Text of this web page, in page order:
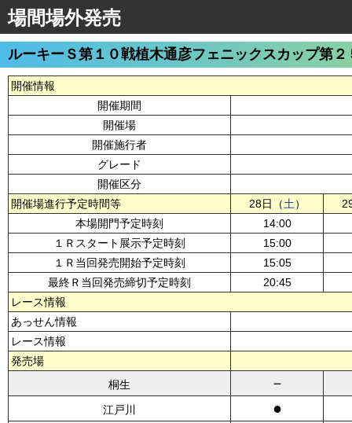
場間場外発売
ルーキーＳ第１０戦植木通彦フェニックスカップ第２
開催情報
開催期間
開催場
開催施行者
グレード
開催区分
開催場進行予定時間等
28日（土）
本場開門予定時刻
14:00
１Ｒスタート展示予定時刻
15:00
１Ｒ当回発売開始予定時刻
15:05
最終Ｒ当回発売締切予定時刻
20:45
レース情報
あっせん情報
レース情報
発売場
桐生
－
江戸川 ●